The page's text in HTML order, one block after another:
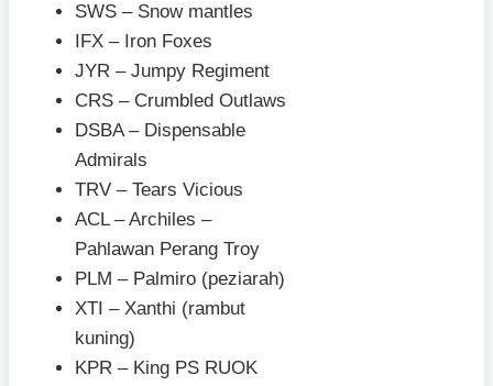
SWS – Snow mantles
IFX – Iron Foxes
JYR – Jumpy Regiment
CRS – Crumbled Outlaws
DSBA – Dispensable
Admirals
TRV – Tears Vicious
ACL – Archiles –
Pahlawan Perang Troy
PLM – Palmiro (peziarah)
XTI – Xanthi (rambut
kuning)
KPR – King PS RUOK